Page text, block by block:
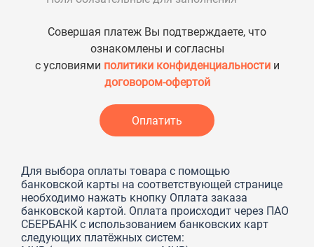
Совершая платеж Вы подтверждаете, что
ознакомлены и согласны
с условиями политики конфиденциальностии
договором-офертой
Для выбора оплаты товара с помощью
банковской карты на соответствующей странице
необходимо нажать кнопку Оплата заказа
банковской картой. Оплата происходит через ПАО
СБЕРБАНК с использованием банковских карт
следующих платёжных систем: